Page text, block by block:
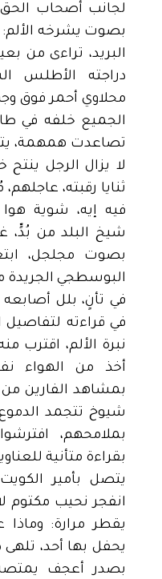
لجانب أصحاب
بصوت يشرخه
البريد، تراءى من
دراجته الأطلس
محلاوي أحمر فوق
الجميع خلفه في
تصاعدت همهمة،
لا يزال الرجل
ثنايا رقبته،
فيه إيه، شوية
شيخ البلد من بُدٍّ،
بصوت مجلجل،
البوسطجي الجريدة
في تأنٍ، بلل
في قراءته
نبرة الألم، اقترب
أخذ من الهواء
بمشاهد الفارين
شيوخ تتجمد
بملامحهم،
بقراءة متأنية
يتصل بأمير
انفجر نحيب مكتوم
يقطر مرارة: وماذا
يحفل بها أحد،
بصدر أعجف